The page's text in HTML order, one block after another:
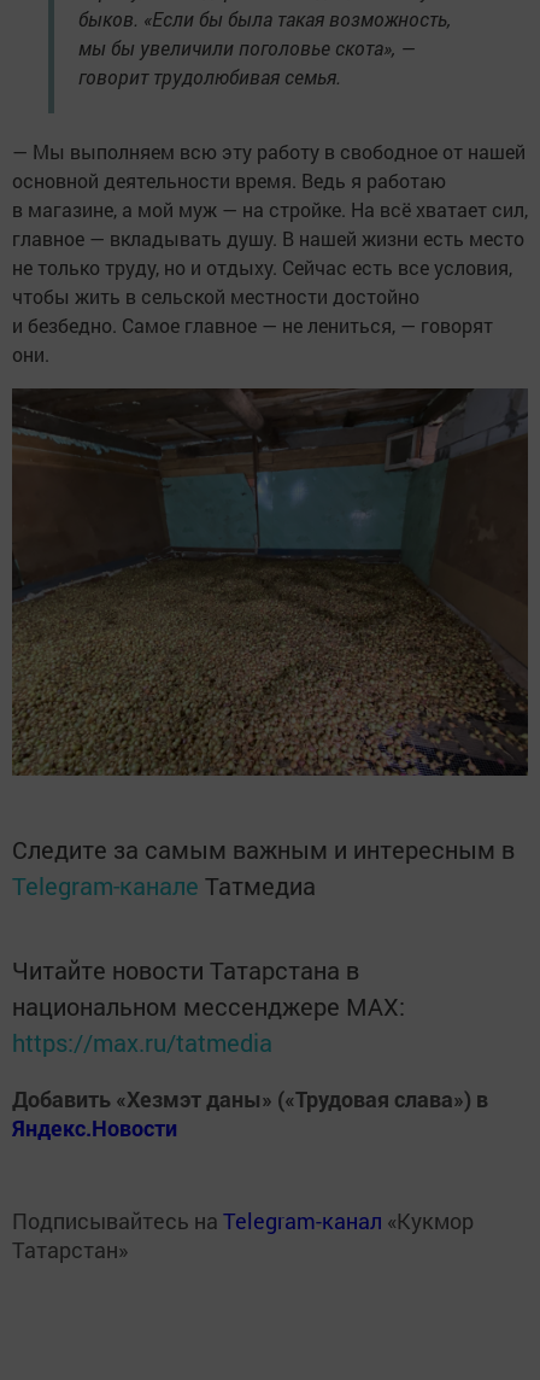
быков. «Если бы была такая возможность,
мы бы увеличили поголовье скота», —
говорит трудолюбивая семья.
— Мы выполняем всю эту работу в свободное от нашей
основной деятельности время. Ведь я работаю
в магазине, а мой муж — на стройке. На всё хватает сил,
главное — вкладывать душу. В нашей жизни есть место
не только труду, но и отдыху. Сейчас есть все условия,
чтобы жить в сельской местности достойно
и безбедно. Самое главное — не лениться, — говорят
они.
Следите за самым важным и интересным в
Telegram-канале Татмедиа
Читайте новости Татарстана в
национальном мессенджере MАХ:
https://max.ru/tatmedia
Добавить «Хезмэт даны» («Трудовая слава») в
Яндекс.Новости
Подписывайтесь на Telegram-канал «Кукмор
Татарстан»